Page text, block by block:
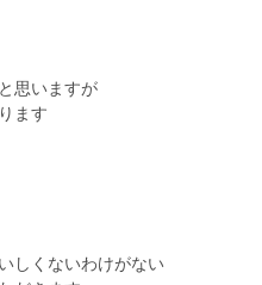
思いますが
ます
しくないわけがない